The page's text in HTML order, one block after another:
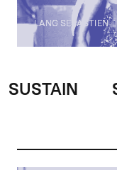
LANG SEBASTIEN